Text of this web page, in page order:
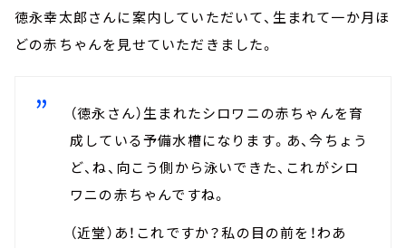
徳永幸太郎さんに案内していただいて、生まれて一か月ほ
どの赤ちゃんを見せていただきました。
（徳永さん）生まれたシロワニの赤ちゃんを育
成している予備水槽になります。あ、今ちょう
ど、ね、向こう側から泳いできた、これがシロ
ワニの赤ちゃんですね。
（近堂）あ！これですか？私の目の前を！わあ